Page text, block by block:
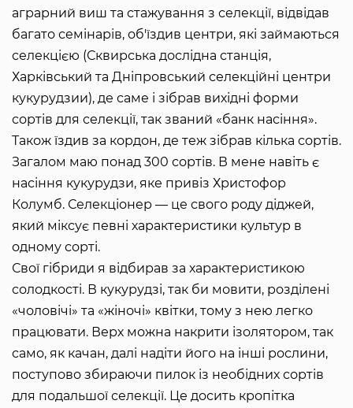
аграрний виш та стажування з селекції, відвідав
багато семінарів, об'їздив центри, які займаються
селекцією (Сквирська дослідна станція,
Харківський та Дніпровський селекційні центри
кукурудзии), де саме і зібрав вихідні форми
сортів для селекції, так званий «банк насіння».
Також їздив за кордон, де теж зібрав кілька сортів.
Загалом маю понад 300 сортів. В мене навіть є
насіння кукурудзи, яке привіз Христофор
Колумб. Селекціонер — це свого роду діджей,
який міксує певні характеристики культур в
одному сорті.
Свої гібриди я відбирав за характеристикою
солодкості. В кукурудзі, так би мовити, розділені
«чоловічі» та «жіночі» квітки, тому з нею легко
працювати. Верх можна накрити ізолятором, так
само, як качан, далі надіти його на інші рослини,
поступово збираючи пилок із необідних сортів
для подальшої селекції. Це досить кропітка